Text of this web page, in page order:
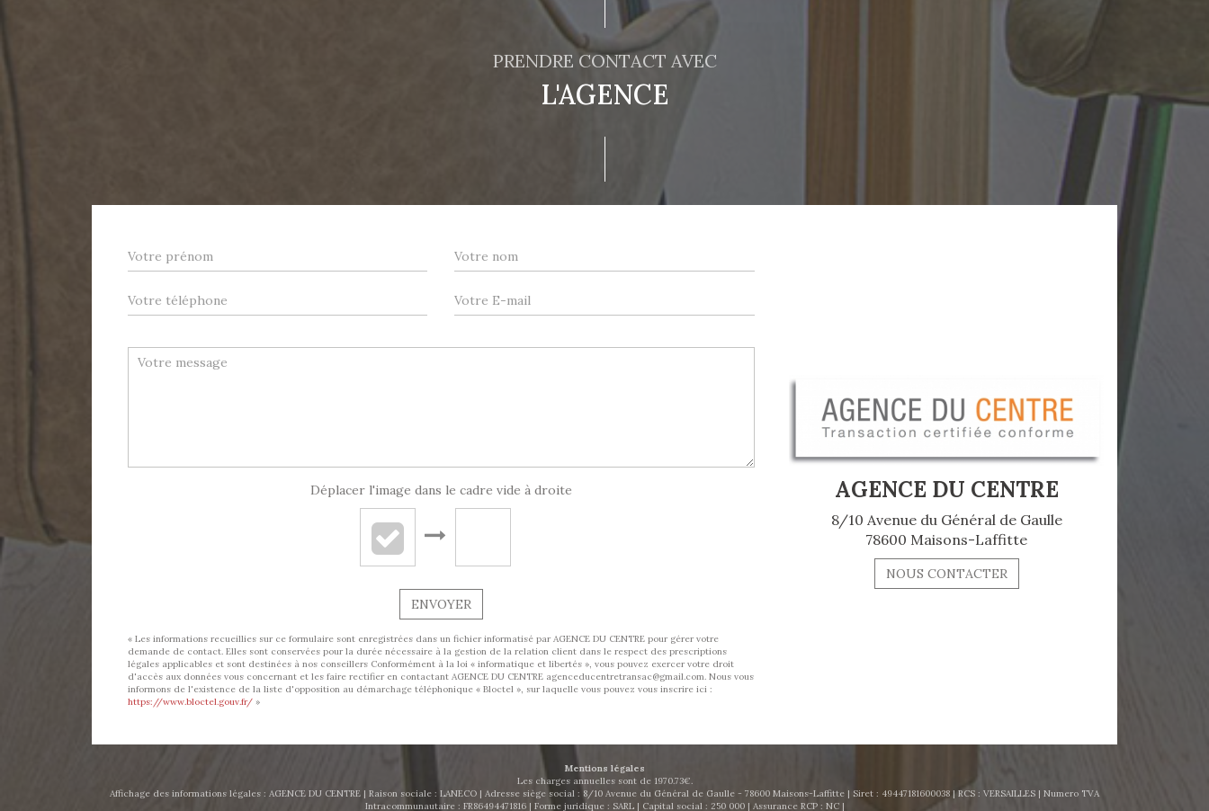
PRENDRE CONTACT AVEC
L'AGENCE
AGENCE DU CENTRE
8/10 Avenue du Général de Gaulle
78600 Maisons-Laffitte
NOUS CONTACTER
Déplacer l'image dans le cadre vide à droite
ENVOYER
« Les informations recueillies sur ce formulaire sont enregistrées dans un fichier informatisé par AGENCE DU CENTRE pour gérer votre
demande de contact. Elles sont conservées pour la durée nécessaire à la gestion de la relation client dans le respect des prescriptions
légales applicables et sont destinées à nos conseillers Conformément à la loi « informatique et libertés », vous pouvez exercer votre droit
d'accès aux données vous concernant et les faire rectifier en contactant AGENCE DU CENTRE agenceducentretransac@gmail.com. Nous vous
informons de l'existence de la liste d'opposition au démarchage téléphonique « Bloctel », sur laquelle vous pouvez vous inscrire ici :
https://www.bloctel.gouv.fr/ »
Mentions légales
Les charges annuelles sont de 1970.73€.
Affichage des informations légales : AGENCE DU CENTRE | Raison sociale : LANECO | Adresse siège social : 8/10 Avenue du Général de Gaulle - 78600 Maisons-Laffitte | Siret : 49447181600038 | RCS : VERSAILLES | Numero TVA
Intracommunautaire : FR86494471816 | Forme juridique : SARL | Capital social : 250 000 | Assurance RCP : NC |